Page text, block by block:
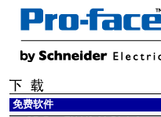
免费软件